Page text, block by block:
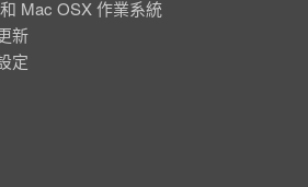
和 Mac OSX 作業系統
新
定